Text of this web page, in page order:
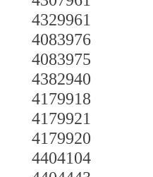
4329961
4083976
4083975
4382940
4179918
4179921
4179920
4404104